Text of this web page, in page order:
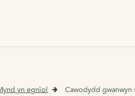
yn egnïol Cawodydd